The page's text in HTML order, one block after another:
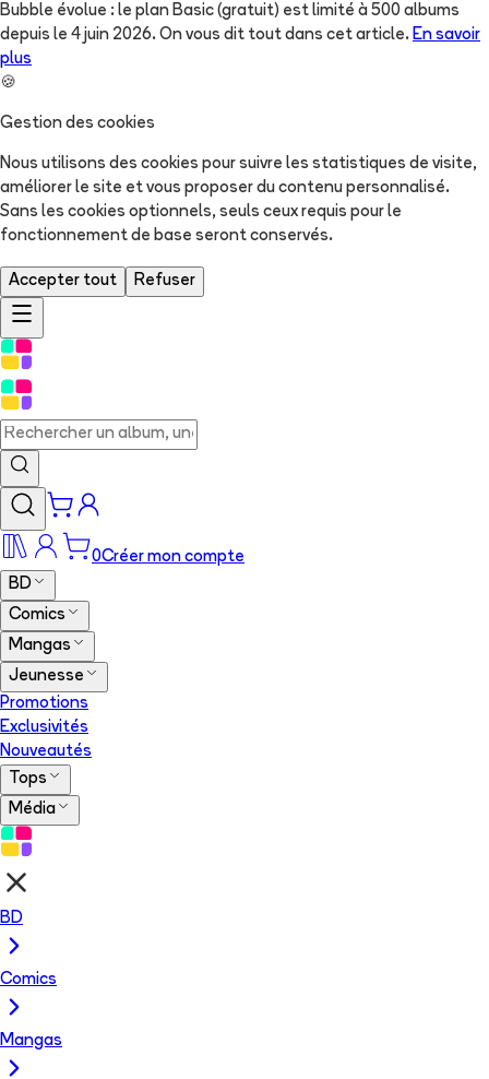
Bubble évolue : le plan Basic (gratuit) est limité à 500 albums
depuis le 4 juin 2026. On vous dit tout dans cet article. En savoir
plus
🍪
Gestion des cookies
Nous utilisons des cookies pour suivre les statistiques de visite,
améliorer le site et vous proposer du contenu personnalisé.
Sans les cookies optionnels, seuls ceux requis pour le
fonctionnement de base seront conservés.
Accepter tout Refuser
0Créer mon compte
BD
Comics
Mangas
Jeunesse
Promotions
Exclusivités
Nouveautés
Tops
Média
BD
Comics
Mangas